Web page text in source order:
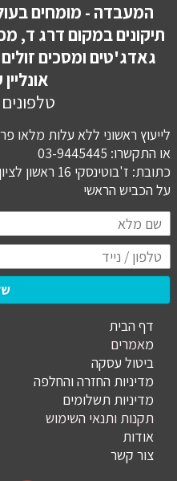
המעבדה - מומחים
תיקונים במקום דרג ד,
גאדג'טים ומסכים
לייעוץ ראשוני ללא עלות מלאו
או התקשרו: 03-9445445
כתובת: ז'בוטינסקי 16 ראשון לציון (חנות חזית)
​​​​​​​על הכביש הראשי
דף הבית
מאמרים
ביטול עסקה
מדיניות החזרה והחלפה
מדיניות תשלומים
תקנות ותנאי השימוש
אודות
צור קשר